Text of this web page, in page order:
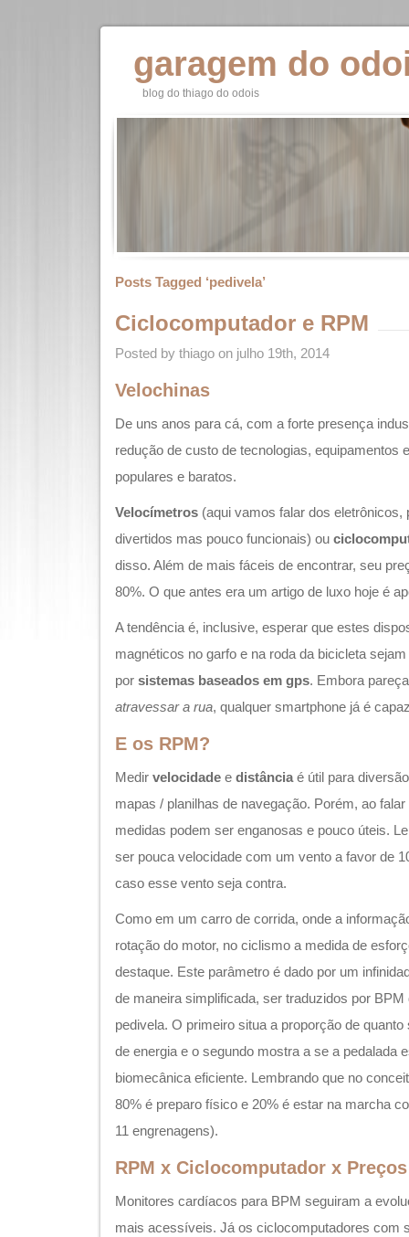
garagem do
blog do thiago do odois
Posts Tagged ‘pedivela’
Ciclocomputador e RPM
Posted by thiago on julho 19th, 2014
Velochinas
De uns anos para cá, com a forte presença
redução de custo de tecnologias, equipamentos
populares e baratos.
Velocímetros (aqui vamos falar dos
divertidos mas pouco funcionais) ou
disso. Além de mais fáceis de encontrar, seu
80%. O que antes era um artigo de luxo hoje é
A tendência é, inclusive, esperar que estes
magnéticos no garfo e na roda da bicicleta
por sistemas baseados em gps. Embora
atravessar a rua, qualquer smartphone já é
E os RPM?
Medir velocidade e distância é útil para
mapas / planilhas de navegação. Porém, ao
medidas podem ser enganosas e pouco úteis.
ser pouca velocidade com um vento a favor de
caso esse vento seja contra.
Como em um carro de corrida, onde a
rotação do motor, no ciclismo a medida de
destaque. Este parâmetro é dado por um
de maneira simplificada, ser traduzidos por
pedivela. O primeiro situa a proporção de
de energia e o segundo mostra a se a pedalada
biomecânica eficiente. Lembrando que no
80% é preparo físico e 20% é estar na marcha
11 engrenagens).
RPM x Ciclocomputador x
Monitores cardíacos para BPM seguiram a
mais acessíveis. Já os ciclocomputadores com